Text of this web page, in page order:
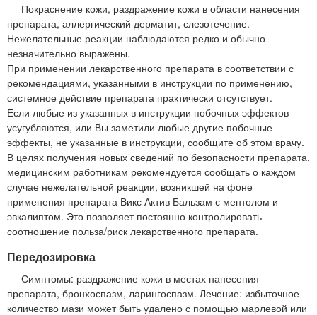
Покраснение кожи, раздражение кожи в области нанесения
препарата, аллергический дерматит, слезотечение.
Нежелательные реакции наблюдаются редко и обычно
незначительно выражены.
При применении лекарственного препарата в соответствии с
рекомендациями, указанными в инструкции по применению,
системное действие препарата практически отсутствует.
Если любые из указанных в инструкции побочных эффектов
усугубляются, или Вы заметили любые другие побочные
эффекты, не указанные в инструкции, сообщите об этом врачу.
В целях получения новых сведений по безопасности препарата,
медицинским работникам рекомендуется сообщать о каждом
случае нежелательной реакции, возникшей на фоне
применения препарата Викс Актив Бальзам с ментолом и
эвкалиптом. Это позволяет постоянно контролировать
соотношение польза/риск лекарственного препарата.
Передозировка
Симптомы: раздражение кожи в местах нанесения
препарата, бронхоспазм, ларингоспазм. Лечение: избыточное
количество мази может быть удалено с помощью марлевой или